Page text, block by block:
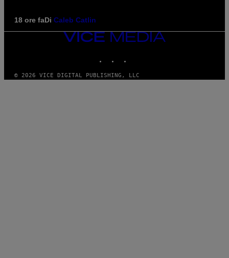
18 ore faDi Caleb Catlin
VICE
MEDIA
© 2026 VICE DIGITAL PUBLISHING, LLC